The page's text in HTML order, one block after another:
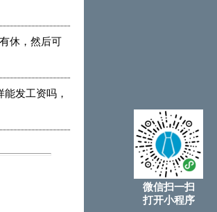
休，然后可
发工资吗，
微信扫一扫
打开小程序